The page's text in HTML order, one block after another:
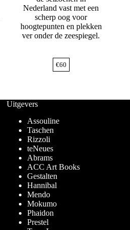
Nederland vast met een
scherp oog voor
hoogtepunten en plekken
ver onder de zeespiegel.
€60
Uitgevers
Assouline
Taschen
Rizzoli
teNeues
Abrams
ACC Art Books
Gestalten
Hannibal
Mendo
Mokumo
Phaidon
Prestel